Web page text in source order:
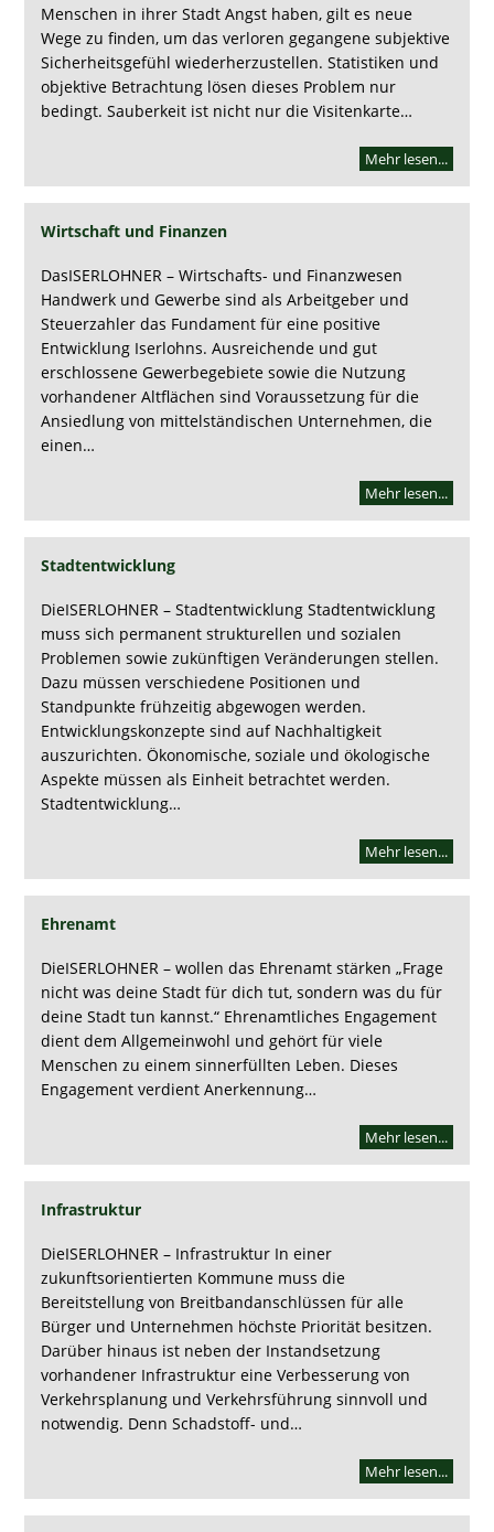
Menschen in ihrer Stadt Angst haben, gilt es neue
Wege zu finden, um das verloren gegangene subjektive
Sicherheitsgefühl wiederherzustellen. Statistiken und
objektive Betrachtung lösen dieses Problem nur
bedingt. Sauberkeit ist nicht nur die Visitenkarte…
Mehr lesen...
Wirtschaft und Finanzen
DasISERLOHNER – Wirtschafts- und Finanzwesen
Handwerk und Gewerbe sind als Arbeitgeber und
Steuerzahler das Fundament für eine positive
Entwicklung Iserlohns. Ausreichende und gut
erschlossene Gewerbegebiete sowie die Nutzung
vorhandener Altflächen sind Voraussetzung für die
Ansiedlung von mittelständischen Unternehmen, die
einen…
Mehr lesen...
Stadtentwicklung
DieISERLOHNER – Stadtentwicklung Stadtentwicklung
muss sich permanent strukturellen und sozialen
Problemen sowie zukünftigen Veränderungen stellen.
Dazu müssen verschiedene Positionen und
Standpunkte frühzeitig abgewogen werden.
Entwicklungskonzepte sind auf Nachhaltigkeit
auszurichten. Ökonomische, soziale und ökologische
Aspekte müssen als Einheit betrachtet werden.
Stadtentwicklung…
Mehr lesen...
Ehrenamt
DieISERLOHNER – wollen das Ehrenamt stärken „Frage
nicht was deine Stadt für dich tut, sondern was du für
deine Stadt tun kannst.“ Ehrenamtliches Engagement
dient dem Allgemeinwohl und gehört für viele
Menschen zu einem sinnerfüllten Leben. Dieses
Engagement verdient Anerkennung…
Mehr lesen...
Infrastruktur
DieISERLOHNER – Infrastruktur In einer
zukunftsorientierten Kommune muss die
Bereitstellung von Breitbandanschlüssen für alle
Bürger und Unternehmen höchste Priorität besitzen.
Darüber hinaus ist neben der Instandsetzung
vorhandener Infrastruktur eine Verbesserung von
Verkehrsplanung und Verkehrsführung sinnvoll und
notwendig. Denn Schadstoff- und…
Mehr lesen...